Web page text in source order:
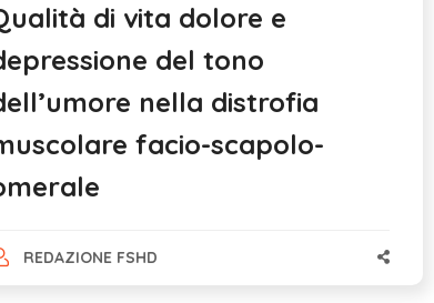
di vita dolore e
del tono
nella distrofia
facio-scapolo-
REDAZIONE FSHD